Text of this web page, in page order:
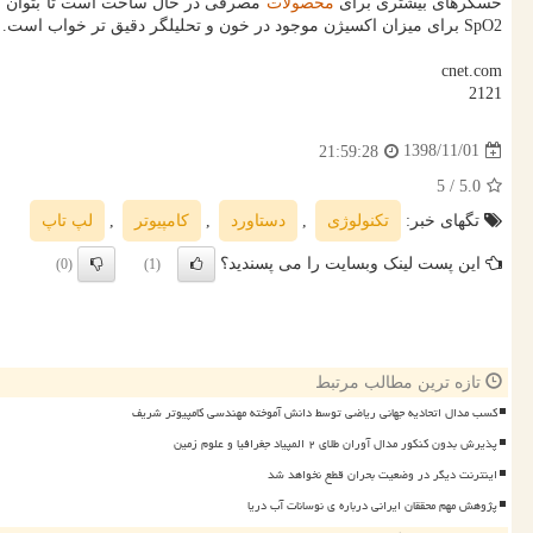
SpO2 برای میزان اكسیژن موجود در خون و تحلیلگر دقیق تر خواب است. علاوه بر این ساعت، تكنولوژی های پوشیدنی دیگری وجود داشت كه می توانند قند خون و فشارخون را اندازهگیری كنند.
cnet.com
2121
1398/11/01
21:59:28
5.0
/ 5
تگهای خبر:
تكنولوژی دستاورد كامپیوتر لپ تاپ
این پست لینک وبسایت را می پسندید؟ (1)
(0)
تازه ترین مطالب مرتبط
کسب مدال اتحادیه جهانی ریاضی توسط دانش آموخته مهندسی کامپیوتر شریف
پذیرش بدون کنکور مدال آوران طلای ۲ المپیاد جغرافیا و علوم زمین
اینترنت دیگر در وضعیت بحران قطع نخواهد شد
پژوهش مهم محققان ایرانی درباره ی نوسانات آب دریا